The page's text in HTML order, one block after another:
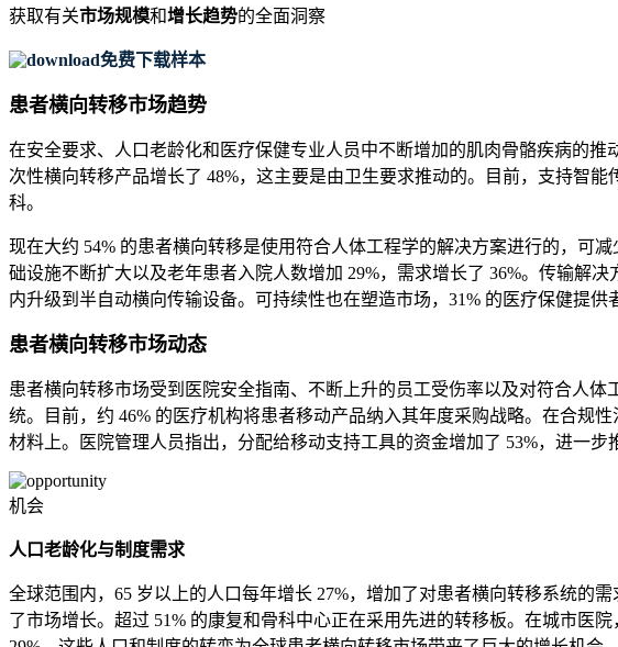
获取有关市场规模和增长趋势的全面洞察
免费下载样本
患者横向转移市场趋势
在安全要求、人口老龄化和医疗保健专业人员中不断增加的肌肉骨骼疾病的
次性横向转移产品增长了 48%，这主要是由卫生要求推动的。目前，支持智
科。
现在大约 54% 的患者横向转移是使用符合人体工程学的解决方案进行的，可
础设施不断扩大以及老年患者入院人数增加 29%，需求增长了 36%。传输解
内升级到半自动横向传输设备。可持续性也在塑造市场，31% 的医疗保健提
患者横向转移市场动态
患者横向转移市场受到医院安全指南、不断上升的员工受伤率以及对符合人
统。目前，约 46% 的医疗机构将患者移动产品纳入其年度采购战略。在合规
材料上。医院管理人员指出，分配给移动支持工具的资金增加了 53%，进一步
机会
人口老龄化与制度需求
全球范围内，65 岁以上的人口每年增长 27%，增加了对患者横向转移系统的
了市场增长。超过 51% 的康复和骨科中心正在采用先进的转移板。在城市医